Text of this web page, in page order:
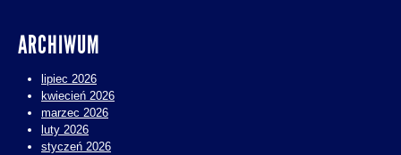
ARCHIWUM
lipiec 2026
kwiecień 2026
marzec 2026
luty 2026
styczeń 2026